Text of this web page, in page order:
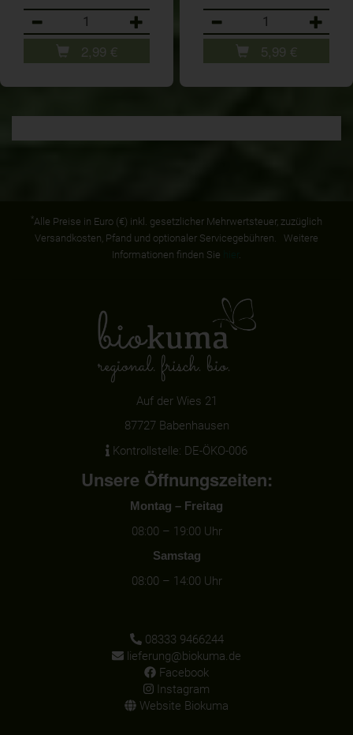
2,99 € 5,99 €
*Alle Preise in Euro (€) inkl. gesetzlicher Mehrwertsteuer, zuzüglich
Versandkosten, Pfand und optionaler Servicegebühren. Weitere
Informationen finden Sie
Auf der Wies 21
87727 Babenhausen
Kontrollstelle: DE-ÖKO-006
Unsere Öffnungszeiten:
Montag – Freitag
08:00 – 19:00 Uhr
Samstag
08:00 – 14:00 Uhr
08333 9466244
lieferung@biokuma.de
Facebook
Instagram
Website Biokuma